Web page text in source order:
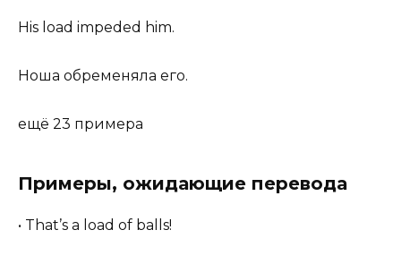
His load impeded him.
Ноша обременяла его.
ещё 23 примера
Примеры, ожидающие перевода
• That’s a load of balls!